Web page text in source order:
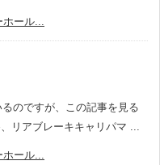
ール...
のですが、この記事を見る
リアブレーキキャリパマ ...
ール...